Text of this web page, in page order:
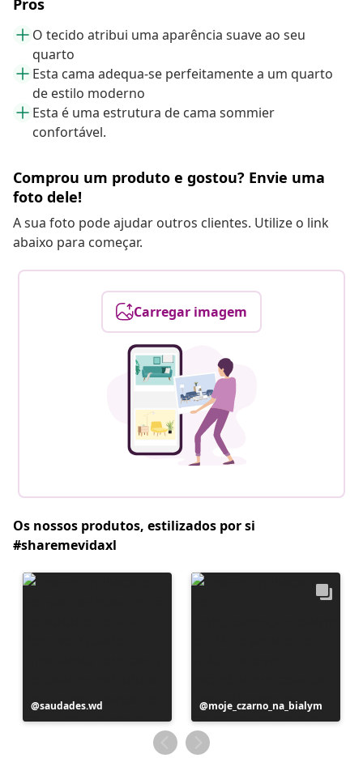
Pros
O tecido atribui uma aparência suave ao seu
quarto
Esta cama adequa-se perfeitamente a um quarto
de estilo moderno
Esta é uma estrutura de cama sommier
confortável.
Comprou um produto e gostou? Envie uma
foto dele!
A sua foto pode ajudar outros clientes. Utilize o link
abaixo para começar.
Carregar imagem
Os nossos produtos, estilizados por si
#sharemevidaxl
Postagem
publicada
saudades.wd
Postagem
publicada
por
moje_czarno_na_bialym